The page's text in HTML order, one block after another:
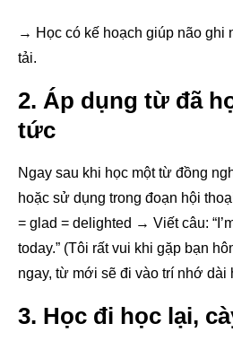
→ Học có kế hoạch giúp não ghi
tải.
2. Áp dụng từ đã
tức
Ngay sau khi học một từ đồng
hoặc sử dụng trong đoạn hội
= glad = delighted → Viết câu:
today.” (Tôi rất vui khi gặp bạn
ngay, từ mới sẽ đi vào trí nhớ dài
3. Học đi học lại,